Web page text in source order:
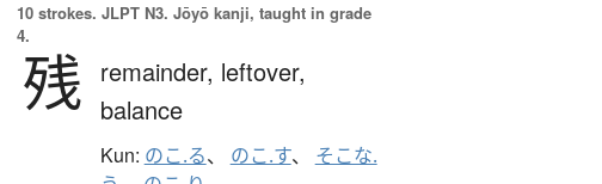
10 strokes. JLPT N3. Jōyō kanji, taught in grade
4.
残 remainder, leftover,
balance
Kun: のこ.る、 のこ.す、 そこな.